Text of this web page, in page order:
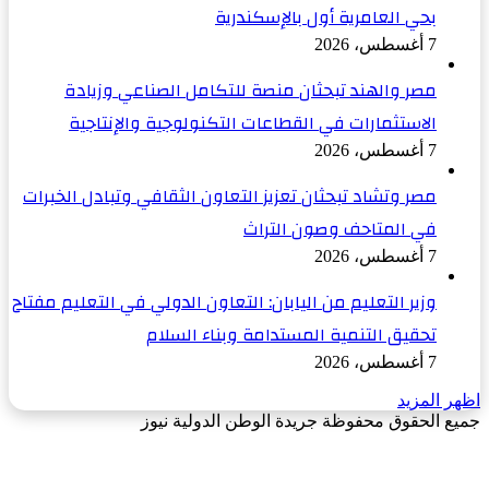
بحي العامرية أول بالإسكندرية
7 أغسطس، 2026
مصر والهند تبحثان منصة للتكامل الصناعي وزيادة
الاستثمارات في القطاعات التكنولوجية والإنتاجية
7 أغسطس، 2026
مصر وتشاد تبحثان تعزيز التعاون الثقافي وتبادل الخبرات
في المتاحف وصون التراث
7 أغسطس، 2026
وزير التعليم من اليابان: التعاون الدولي في التعليم مفتاح
تحقيق التنمية المستدامة وبناء السلام
7 أغسطس، 2026
اظهر المزيد
جميع الحقوق محفوظة جريدة الوطن الدولية نيوز